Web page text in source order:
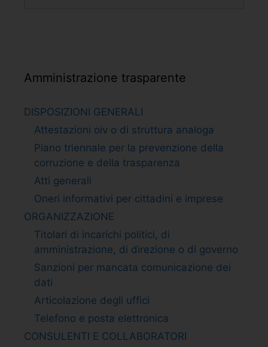
Amministrazione trasparente
DISPOSIZIONI GENERALI
Attestazioni oiv o di struttura analoga
Piano triennale per la prevenzione della
corruzione e della trasparenza
Atti generali
Oneri informativi per cittadini e imprese
ORGANIZZAZIONE
Titolari di incarichi politici, di
amministrazione, di direzione o di governo
Sanzioni per mancata comunicazione dei
dati
Articolazione degli uffici
Telefono e posta elettronica
CONSULENTI E COLLABORATORI